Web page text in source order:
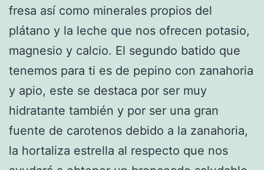
fresa así como minerales propios del
plátano y la leche que nos ofrecen potasio,
magnesio y calcio. El segundo batido que
tenemos para ti es de pepino con zanahoria
y apio, este se destaca por ser muy
hidratante también y por ser una gran
fuente de carotenos debido a la zanahoria,
la hortaliza estrella al respecto que nos